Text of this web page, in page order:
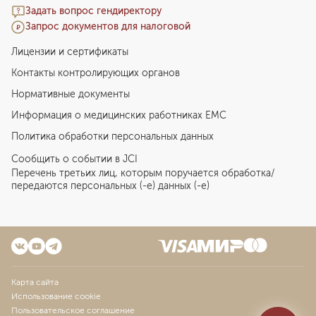
Задать вопрос гендиректору
Запрос документов для налоговой
Лицензии и сертификаты
Контакты контролирующих органов
Нормативные документы
Информация о медицинских работниках EMC
Политика обработки персональных данных
Сообщить о событии в JCI
Перечень третьих лиц, которым поручается обработка/
передаются персональных (-е) данных (-е)
Карта сайта
Использование cookie
Пользовательское соглашение